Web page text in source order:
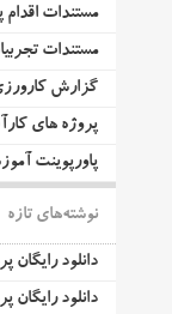
مستندات اقدام
مستندات
گزارش کارورزی 3 (کنش
پروژه های
پاورپوینت
نوشته‌های تازه
دانلود رایگان
دانلود رایگان